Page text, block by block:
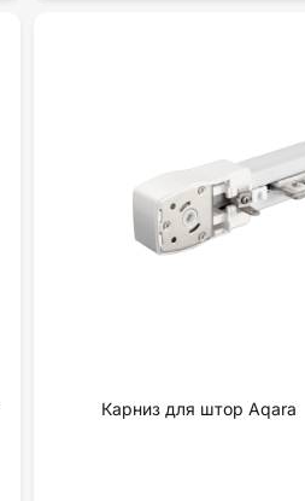
Карниз для штор Aqara